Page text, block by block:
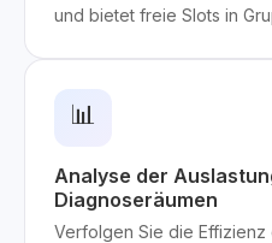
und bietet freie Slots in
📊
Analyse der
Diagnoseräumen
Verfolgen Sie die Effizienz